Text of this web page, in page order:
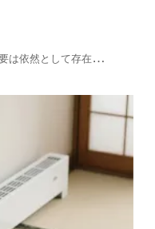
地
球温暖化を背景に、冬の暖房需要は依然として存在し、暖房器は重要な室内暖房設備として、その技術革新と発展が注目されている。